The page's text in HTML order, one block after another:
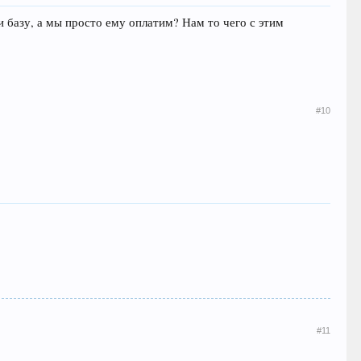
базу, а мы просто ему оплатим? Нам то чего с этим
#10
#11